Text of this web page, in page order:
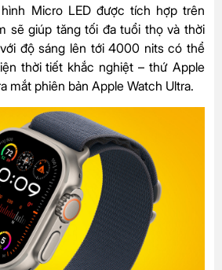
Micro LED được tích hợp trên
sẽ giúp tăng tối đa tuổi thọ và thời
độ sáng lên tới 4000 nits có thể
thời tiết khắc nghiệt – thứ Apple
mắt phiên bản Apple Watch Ultra.